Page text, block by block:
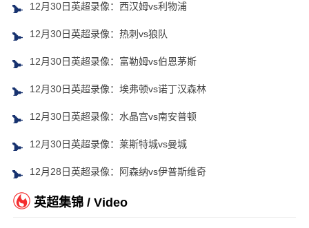
12月30日英超录像：西汉姆vs利物浦
12月30日英超录像：热刺vs狼队
12月30日英超录像：富勒姆vs伯恩茅斯
12月30日英超录像：埃弗顿vs诺丁汉森林
12月30日英超录像：水晶宫vs南安普顿
12月30日英超录像：莱斯特城vs曼城
12月28日英超录像：阿森纳vs伊普斯维奇
英超集锦 / Video